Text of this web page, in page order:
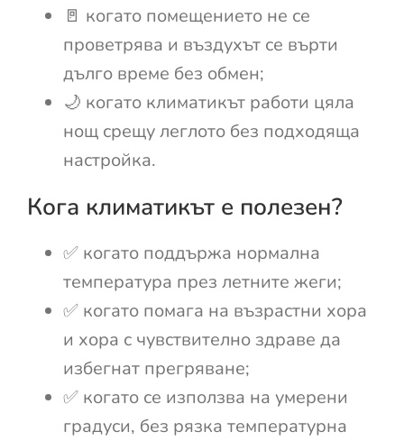
🚪 когато помещението не се
проветрява и въздухът се върти
дълго време без обмен;
🌙 когато климатикът работи цяла
нощ срещу леглото без подходяща
настройка.
Кога климатикът е полезен?
✅ когато поддържа нормална
температура през летните жеги;
✅ когато помага на възрастни хора
и хора с чувствително здраве да
избегнат прегряване;
✅ когато се използва на умерени
градуси, без рязка температурна